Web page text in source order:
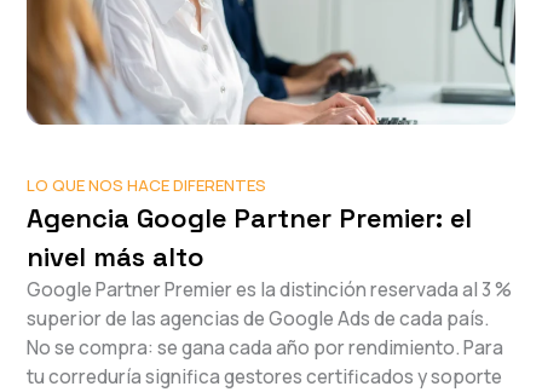
LO QUE NOS HACE DIFERENTES
Agencia Google Partner Premier: el
nivel más alto
Google Partner Premier es la distinción reservada al 3 %
superior de las agencias de Google Ads de cada país.
No se compra: se gana cada año por rendimiento. Para
tu correduría significa gestores certificados y soporte